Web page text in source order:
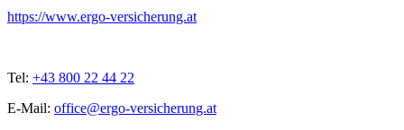
https://www.ergo-versicherung.at
Tel: +43 800 22 44 22
E-Mail: office@ergo-versicherung.at